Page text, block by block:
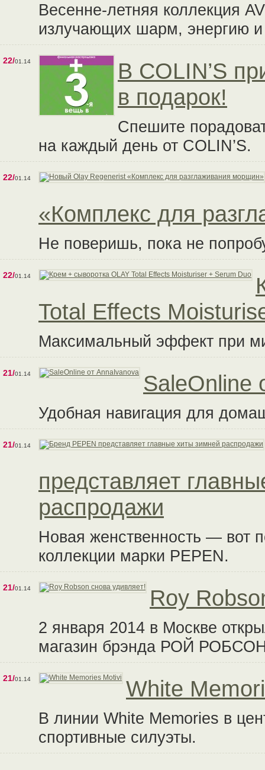
Весенне-летняя коллекция
излучающих шарм, энергию и
22/01.14
В COLIN’S
в подарок!
Спешите
на каждый день от COLIN’S.
22/01.14
«Комплекс для
Не поверишь, пока не
22/01.14
Total Effects
Максимальный эффект при
21/01.14 SaleOnline
Удобная навигация для
21/01.14
представляет
распродажи
Новая женственность — вот
коллекции марки PEPEN.
21/01.14 Roy
2 января 2014 в Москве
магазин брэнда РОЙ
21/01.14 White
В линии White Memories в
спортивные силуэты.